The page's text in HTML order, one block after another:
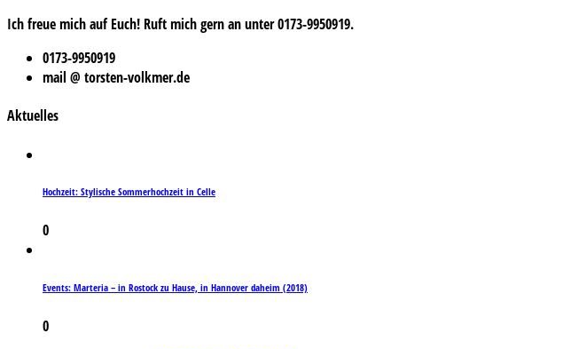
Ich freue mich auf Euch! Ruft mich gern an unter 0173-9950919.
0173-9950919
mail @ torsten-volkmer.de
Aktuelles
Hochzeit: Stylische Sommerhochzeit in Celle
0
Events: Marteria – in Rostock zu Hause, in Hannover daheim (2018)
0